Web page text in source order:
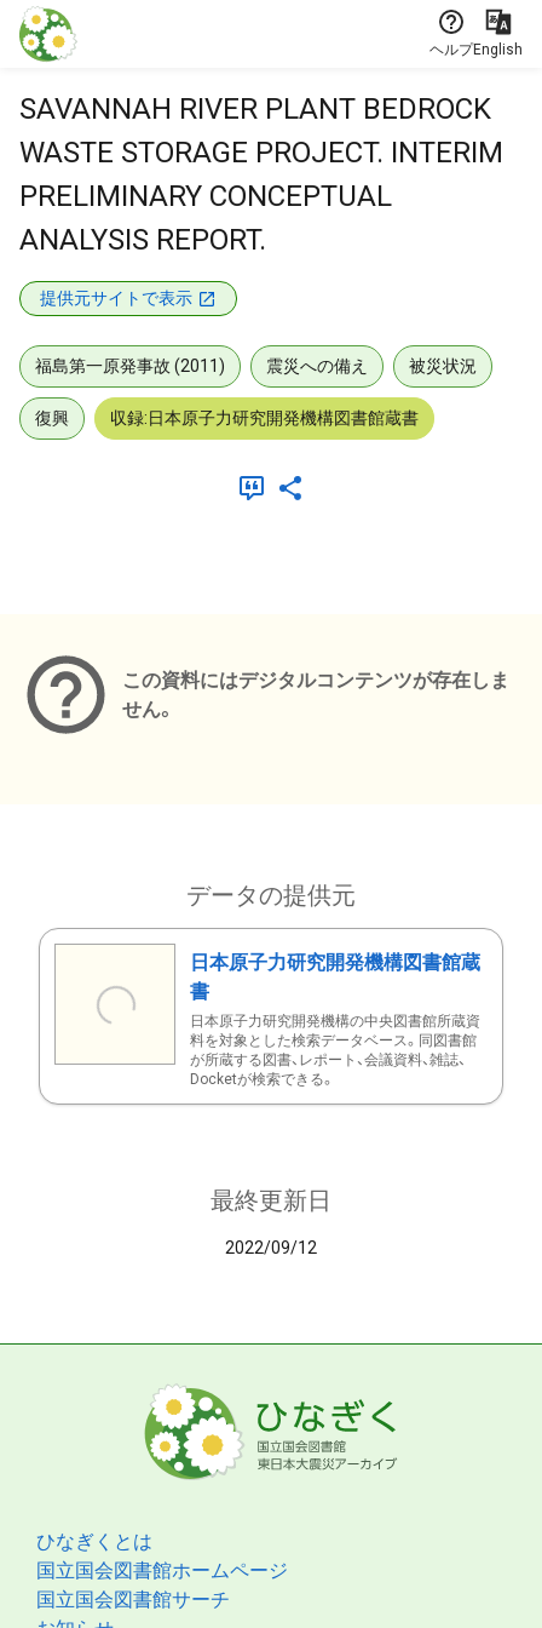
本文に飛ぶ
ヘルプEnglish
SAVANNAH RIVER PLANT BEDROCK
WASTE STORAGE PROJECT. INTERIM
PRELIMINARY CONCEPTUAL
ANALYSIS REPORT.
提供元サイトで表示
福島第一原発事故 (2011) 震災への備え 被災状況
復興 収録:日本原子力研究開発機構図書館蔵書
この資料にはデジタルコンテンツが存在しま
せん。
データの提供元
日本原子力研究開発機構図書館蔵
書
日本原子力研究開発機構の中央図書館所蔵資
料を対象とした検索データベース。同図書館
が所蔵する図書、レポート、会議資料、雑誌、
Docketが検索できる。
最終更新日
2022/09/12
ひなぎくとは
国立国会図書館ホームページ
国立国会図書館サーチ